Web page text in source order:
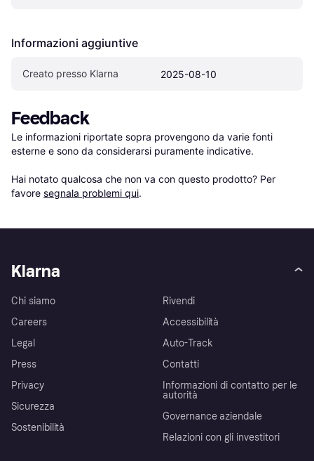
Informazioni aggiuntive
Creato presso Klarna 2025-08-10
Feedback
Le informazioni riportate sopra provengono da varie fonti
esterne e sono da considerarsi puramente indicative.
Hai notato qualcosa che non va con questo prodotto? Per
favore segnala problemi qui.
Klarna
Chi siamo
Careers
Legal
Press
Privacy
Sicurezza
Sostenibilità
Rivendi
Accessibilità
Auto-Track
Contatti
Informazioni di contatto per le
autorità
Governance aziendale
Relazioni con gli investitori